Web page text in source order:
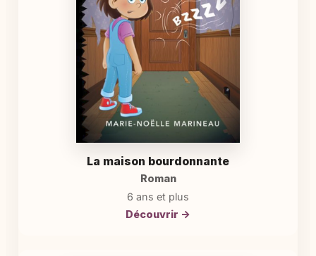
La maison bourdonnante
Roman
6 ans et plus
Découvrir →